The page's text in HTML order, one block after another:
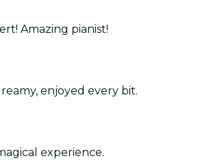
Amazing pianist!
enjoyed every bit.
experience.